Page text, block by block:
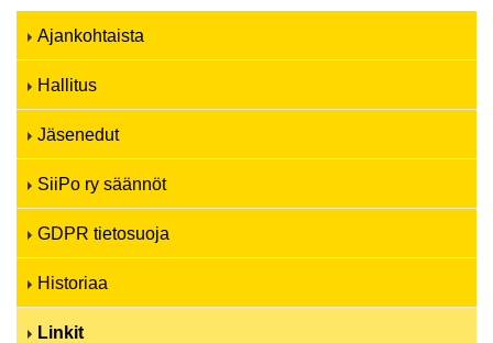
Ajankohtaista
Hallitus
Jäsenedut
SiiPo ry säännöt
GDPR tietosuoja
Historiaa
Linkit